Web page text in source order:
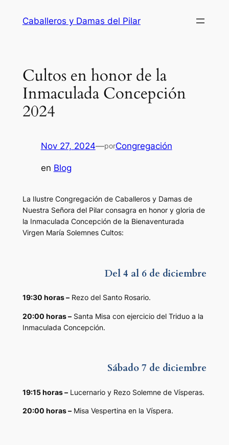
Caballeros y Damas del Pilar
Cultos en honor de la
Inmaculada Concepción
2024
Nov 27, 2024—porCongregación
en Blog
La Ilustre Congregación de Caballeros y Damas de
Nuestra Señora del Pilar consagra en honor y gloria de
la Inmaculada Concepción de la Bienaventurada
Virgen María Solemnes Cultos:
Del 4 al 6 de diciembre
19:30 horas –Rezo del Santo Rosario.
20:00 horas –Santa Misa con ejercicio del Triduo a la
Inmaculada Concepción.
Sábado 7 de diciembre
19:15 horas –Lucernario y Rezo Solemne de Vísperas.
20:00 horas –Misa Vespertina en la Víspera.